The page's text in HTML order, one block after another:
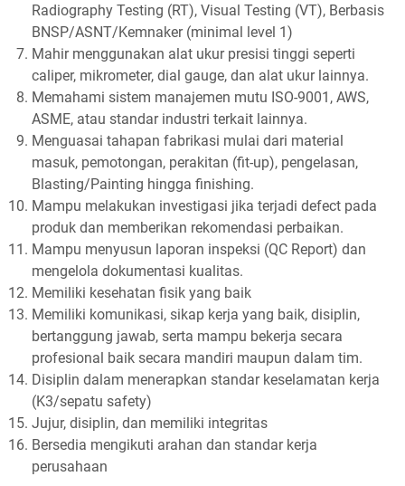
Radiography Testing (RT), Visual Testing (VT), Berbasis
BNSP/ASNT/Kemnaker (minimal level 1)
Mahir menggunakan alat ukur presisi tinggi seperti
caliper, mikrometer, dial gauge, dan alat ukur lainnya.
Memahami sistem manajemen mutu ISO-9001, AWS,
ASME, atau standar industri terkait lainnya.
Menguasai tahapan fabrikasi mulai dari material
masuk, pemotongan, perakitan (fit-up), pengelasan,
Blasting/Painting hingga finishing.
Mampu melakukan investigasi jika terjadi defect pada
produk dan memberikan rekomendasi perbaikan.
Mampu menyusun laporan inspeksi (QC Report) dan
mengelola dokumentasi kualitas.
Memiliki kesehatan fisik yang baik
Memiliki komunikasi, sikap kerja yang baik, disiplin,
bertanggung jawab, serta mampu bekerja secara
profesional baik secara mandiri maupun dalam tim.
Disiplin dalam menerapkan standar keselamatan kerja
(K3/sepatu safety)
Jujur, disiplin, dan memiliki integritas
Bersedia mengikuti arahan dan standar kerja
perusahaan